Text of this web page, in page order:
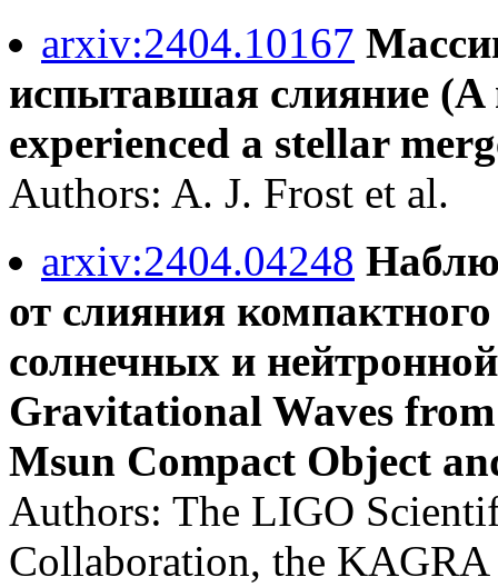
arxiv:2404.10167
испытавшая слияние (A
experienced a stellar
Authors: A. J. Frost et al.
arxiv:2404.04248
от слияния
солнечных и
Gravitational Waves from
Msun Compact Object
Authors: The LIGO
Collaboration, the